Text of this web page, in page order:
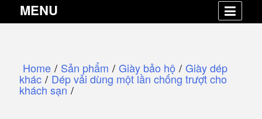
MENU
Home / Sản phẩm / Giày bảo hộ / Giày dép
khác / Dép vải dùng một lần chống trượt cho
khách sạn /